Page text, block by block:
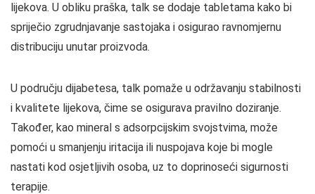
lijekova. U obliku praška, talk se dodaje tabletama kako bi
spriječio zgrudnjavanje sastojaka i osigurao ravnomjernu
distribuciju unutar proizvoda.
U području dijabetesa, talk pomaže u održavanju stabilnosti
i kvalitete lijekova, čime se osigurava pravilno doziranje.
Također, kao mineral s adsorpcijskim svojstvima, može
pomoći u smanjenju iritacija ili nuspojava koje bi mogle
nastati kod osjetljivih osoba, uz to doprinoseći sigurnosti
terapije.